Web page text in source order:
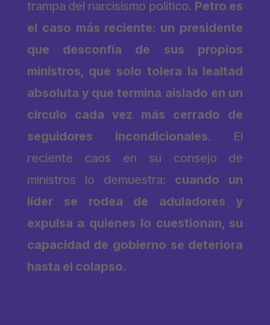
trampa del narcisismo político. Petro es
el caso más reciente: un presidente
que desconfía de sus propios
ministros, que solo tolera la lealtad
absoluta y que termina aislado en un
círculo cada vez más cerrado de
seguidores incondicionales. El
reciente caos en su consejo de
ministros lo demuestra: cuando un
líder se rodea de aduladores y
expulsa a quienes lo cuestionan, su
capacidad de gobierno se deteriora
hasta el colapso.